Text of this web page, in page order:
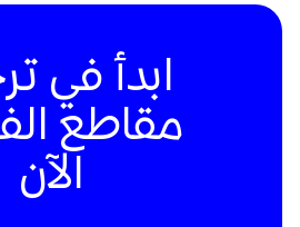
ابدأ في
مقاطع
الآن